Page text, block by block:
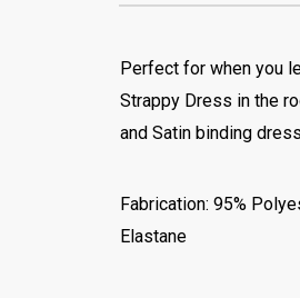
Perfect for when you
Strappy Dress in the
and Satin binding
Fabrication: 95%
Elastane